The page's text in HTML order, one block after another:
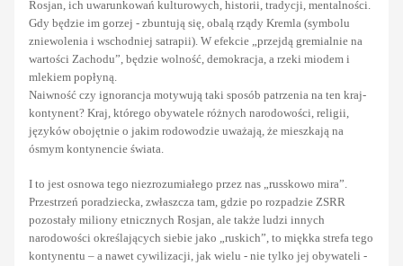
Rosjan, ich uwarunkowań kulturowych, historii, tradycji, mentalności.
Gdy będzie im gorzej - zbuntują się, obalą rządy Kremla (symbolu
zniewolenia i wschodniej satrapii). W efekcie „przejdą gremialnie na
wartości Zachodu”, będzie wolność, demokracja, a rzeki miodem i
mlekiem popłyną.
Naiwność czy ignorancja motywują taki sposób patrzenia na ten kraj-
kontynent? Kraj, którego obywatele różnych narodowości, religii,
języków obojętnie o jakim rodowodzie uważają, że mieszkają na
ósmym kontynencie świata.
I to jest osnowa tego niezrozumiałego przez nas „russkowo mira”.
Przestrzeń poradziecka, zwłaszcza tam, gdzie po rozpadzie ZSRR
pozostały miliony etnicznych Rosjan, ale także ludzi innych
narodowości określających siebie jako „ruskich”, to miękka strefa tego
kontynentu – a nawet cywilizacji, jak wielu - nie tylko jej obywateli -